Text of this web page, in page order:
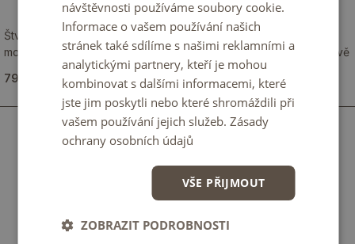
Štvorcová stolová deska s
motivem mramorového povrchu
799.00 Kč
Čtvercová stolní deska v
hladném provedení v bílé barvě
799.00 Kč
návštěvnosti používáme soubory cookie.
Informace o vašem používání našich
stránek také sdílíme s našimi reklamními a
analytickými partnery, kteří je mohou
kombinovat s dalšími informacemi, které
jste jim poskytli nebo které shromáždili při
vašem používání jejich služeb. Zásady
ochrany osobních údajů
VŠE PŘIJMOUT
ZOBRAZIT PODROBNOSTI